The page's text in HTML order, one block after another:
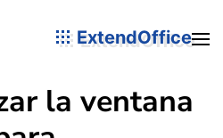
ExtendOffice
la ventana